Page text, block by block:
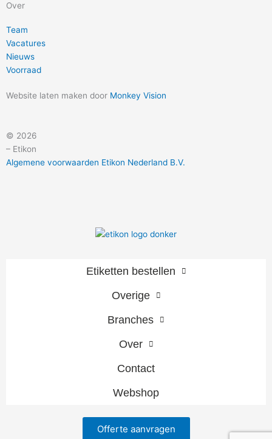
Over
Team
Vacatures
Nieuws
Voorraad
© 2026
– Etikon
Algemene voorwaarden Etikon Nederland B.V.
Website laten maken door Monkey Vision
Etiketten bestellen
Overige
Branches
Over
Contact
Webshop
Offerte aanvragen